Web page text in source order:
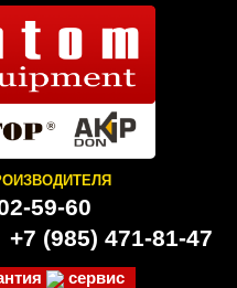
59-60
+7 (985) 471-81-47
сервис